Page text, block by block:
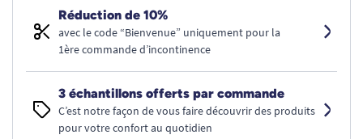
Réduction de 10%
avec le code “Bienvenue” uniquement pour la
1ère commande d’incontinence
3 échantillons offerts par commande
C’est notre façon de vous faire découvrir des produits
pour votre confort au quotidien